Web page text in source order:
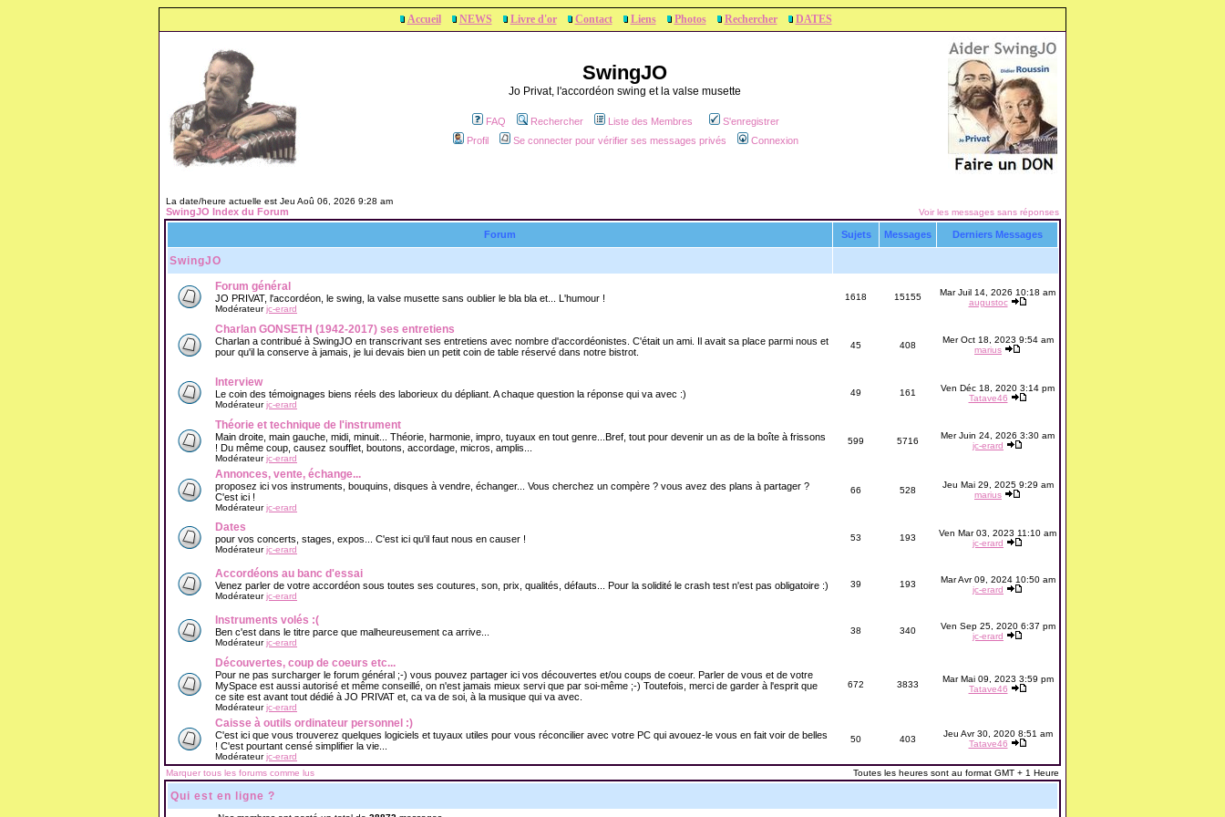
Accueil NEWS Livre d'or Contact Liens Photos Rechercher DATES
SwingJO
Jo Privat, l'accordéon swing et la valse musette
FAQ Rechercher Liste des Membres
S'enregistrer
Profil
Se connecter pour vérifier ses messages privés Connexion
La date/heure actuelle est Jeu Aoû 06, 2026 9:28 am
SwingJO Index du Forum Voir les messages sans réponses
Forum Sujets Messages Derniers Messages
SwingJO
Forum général
JO PRIVAT, l'accordéon, le swing, la valse musette sans oublier le bla bla et... L'humour !
Modérateurjc-erard
1618 15155
Mar Juil 14, 2026 10:18 am
augustoc
Charlan GONSETH (1942-2017) ses entretiens
Charlan a contribué à SwingJO en transcrivant ses entretiens avec nombre d'accordéonistes. C'était un ami. Il avait sa place parmi nous et
pour qu'il la conserve à jamais, je lui devais bien un petit coin de table réservé dans notre bistrot.
45 408
Mer Oct 18, 2023 9:54 am
marius
Interview
Le coin des témoignages biens réels des laborieux du dépliant. A chaque question la réponse qui va avec :)
Modérateurjc-erard
49 161
Ven Déc 18, 2020 3:14 pm
Tatave46
Théorie et technique de l'instrument
Main droite, main gauche, midi, minuit... Théorie, harmonie, impro, tuyaux en tout genre...Bref, tout pour devenir un as de la boîte à frissons
! Du même coup, causez soufflet, boutons, accordage, micros, amplis...
Modérateurjc-erard
599 5716
Mer Juin 24, 2026 3:30 am
jc-erard
Annonces, vente, échange...
proposez ici vos instruments, bouquins, disques à vendre, échanger... Vous cherchez un compère ? vous avez des plans à partager ?
C'est ici !
Modérateurjc-erard
66 528
Jeu Mai 29, 2025 9:29 am
marius
Dates
pour vos concerts, stages, expos... C'est ici qu'il faut nous en causer !
Modérateurjc-erard
53 193
Ven Mar 03, 2023 11:10 am
jc-erard
Accordéons au banc d'essai
Venez parler de votre accordéon sous toutes ses coutures, son, prix, qualités, défauts... Pour la solidité le crash test n'est pas obligatoire :)
Modérateurjc-erard
39 193
Mar Avr 09, 2024 10:50 am
jc-erard
Instruments volés :(
Ben c'est dans le titre parce que malheureusement ca arrive...
Modérateurjc-erard
38 340
Ven Sep 25, 2020 6:37 pm
jc-erard
Découvertes, coup de coeurs etc...
Pour ne pas surcharger le forum général ;-) vous pouvez partager ici vos découvertes et/ou coups de coeur. Parler de vous et de votre
MySpace est aussi autorisé et même conseillé, on n'est jamais mieux servi que par soi-même ;-) Toutefois, merci de garder à l'esprit que
ce site est avant tout dédié à JO PRIVAT et, ca va de soi, à la musique qui va avec.
Modérateurjc-erard
672 3833
Mar Mai 09, 2023 3:59 pm
Tatave46
Caisse à outils ordinateur personnel :)
C'est ici que vous trouverez quelques logiciels et tuyaux utiles pour vous réconcilier avec votre PC qui avouez-le vous en fait voir de belles
! C'est pourtant censé simplifier la vie...
Modérateurjc-erard
50 403
Jeu Avr 30, 2020 8:51 am
Tatave46
Marquer tous les forums comme lus Toutes les heures sont au format GMT + 1 Heure
Qui est en ligne ?